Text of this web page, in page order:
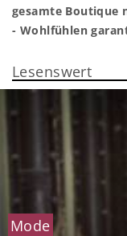
gesamte Boutique
- Wohlfühlen
Lesenswert
Mode